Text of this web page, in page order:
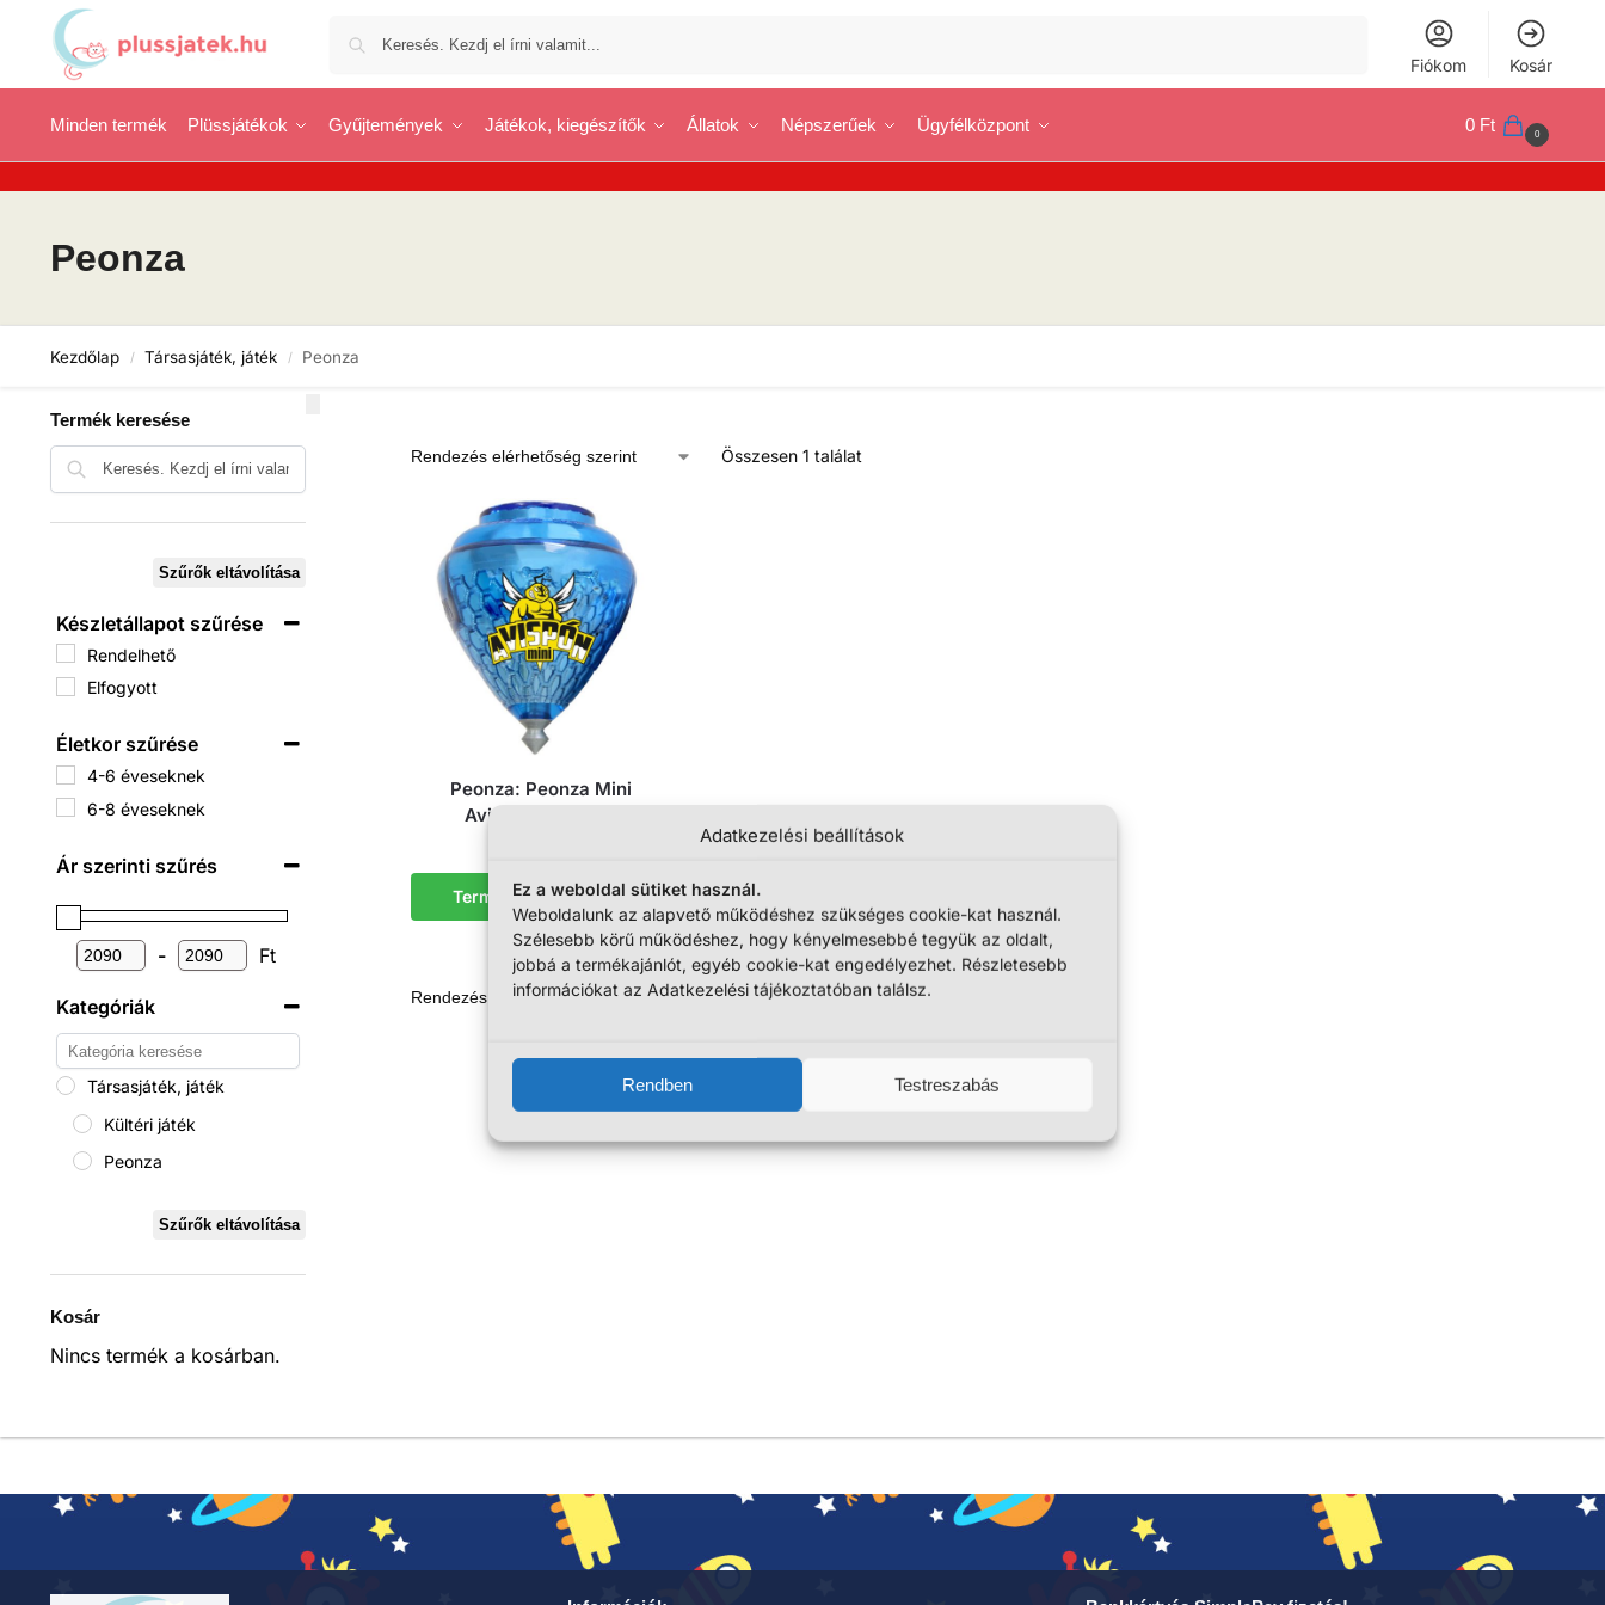
Adatkezelési beállítások
Ez a weboldal sütiket használ.
Weboldalunk az alapvető működéshez szükséges cookie-kat használ.
Szélesebb körű működéshez, hogy kényelmesebbé tegyük az oldalt,
jobbá a termékajánlót, egyéb cookie-kat engedélyezhet. Részletesebb
információkat az Adatkezelési tájékoztatóban találsz.
Rendben Testreszabás
Fiókom Kosár
Minden termék Plüssjátékok Gyűjtemények Játékok, kiegészítők Állatok Népszerűek Ügyfélközpont 0 Ft 0
Peonza
Kezdőlap / Társasjáték, játék / Peonza
Összesen 1 találat
Peonza: Peonza Mini
Avispón, többféle
Termék megtekintése
Összesen 1 találat
Termék keresése
Szűrők eltávolítása
Készletállapot szűrése
Rendelhető
Elfogyott
Életkor szűrése
4-6 éveseknek
6-8 éveseknek
Ár szerinti szűrés
- Ft
Kategóriák
Társasjáték, játék
Kültéri játék
Peonza
Szűrők eltávolítása
Kosár
Nincs termék a kosárban.